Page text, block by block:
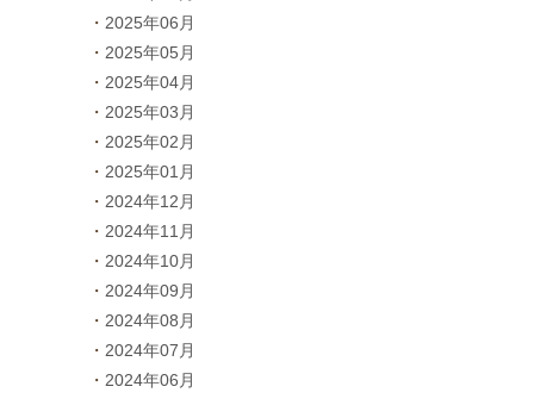
2025年06月
2025年05月
2025年04月
2025年03月
2025年02月
2025年01月
2024年12月
2024年11月
2024年10月
2024年09月
2024年08月
2024年07月
2024年06月